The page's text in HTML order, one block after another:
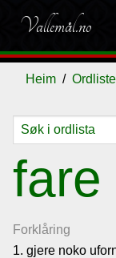
Vallemål.no
Heim Ordliste
fare
Forklåring
1. gjere noko
Ordliste
Om
vallemålet